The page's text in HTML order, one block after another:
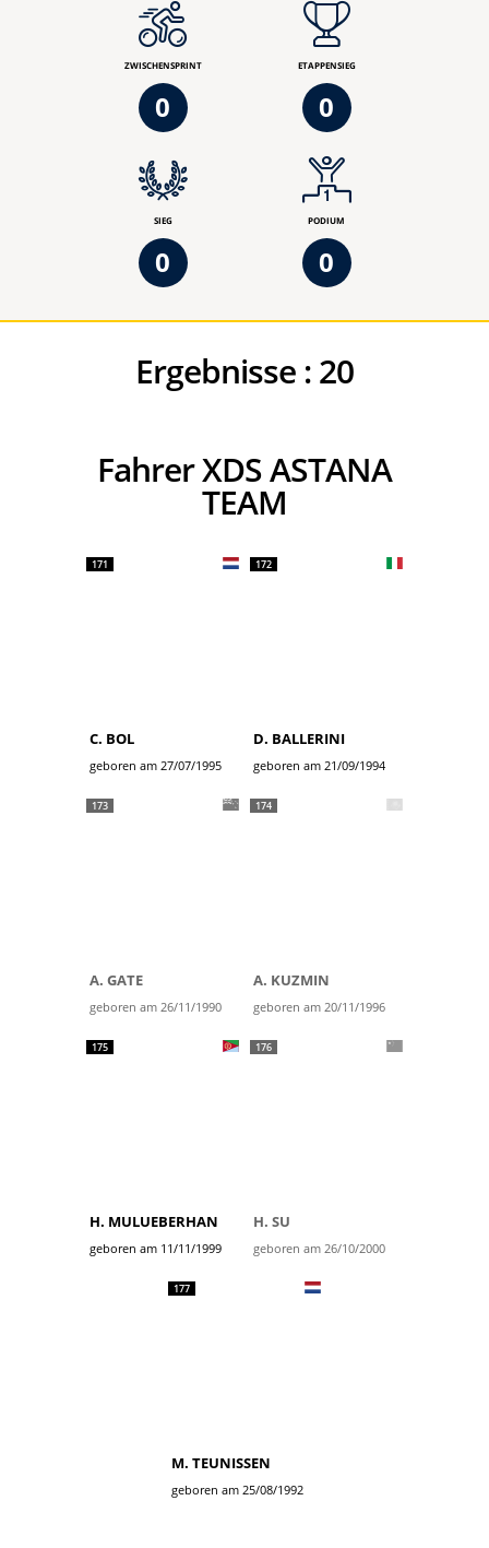
ZWISCHENSPRINT
0
ETAPPENSIEG
0
SIEG
0
PODIUM
0
Ergebnisse :20
Fahrer XDS ASTANA
TEAM
171
C. BOL
geboren am 27/07/1995
172
D. BALLERINI
geboren am 21/09/1994
173
A. GATE
geboren am 26/11/1990
174
A. KUZMIN
geboren am 20/11/1996
175
H. MULUEBERHAN
geboren am 11/11/1999
176
H. SU
geboren am 26/10/2000
177
M. TEUNISSEN
geboren am 25/08/1992